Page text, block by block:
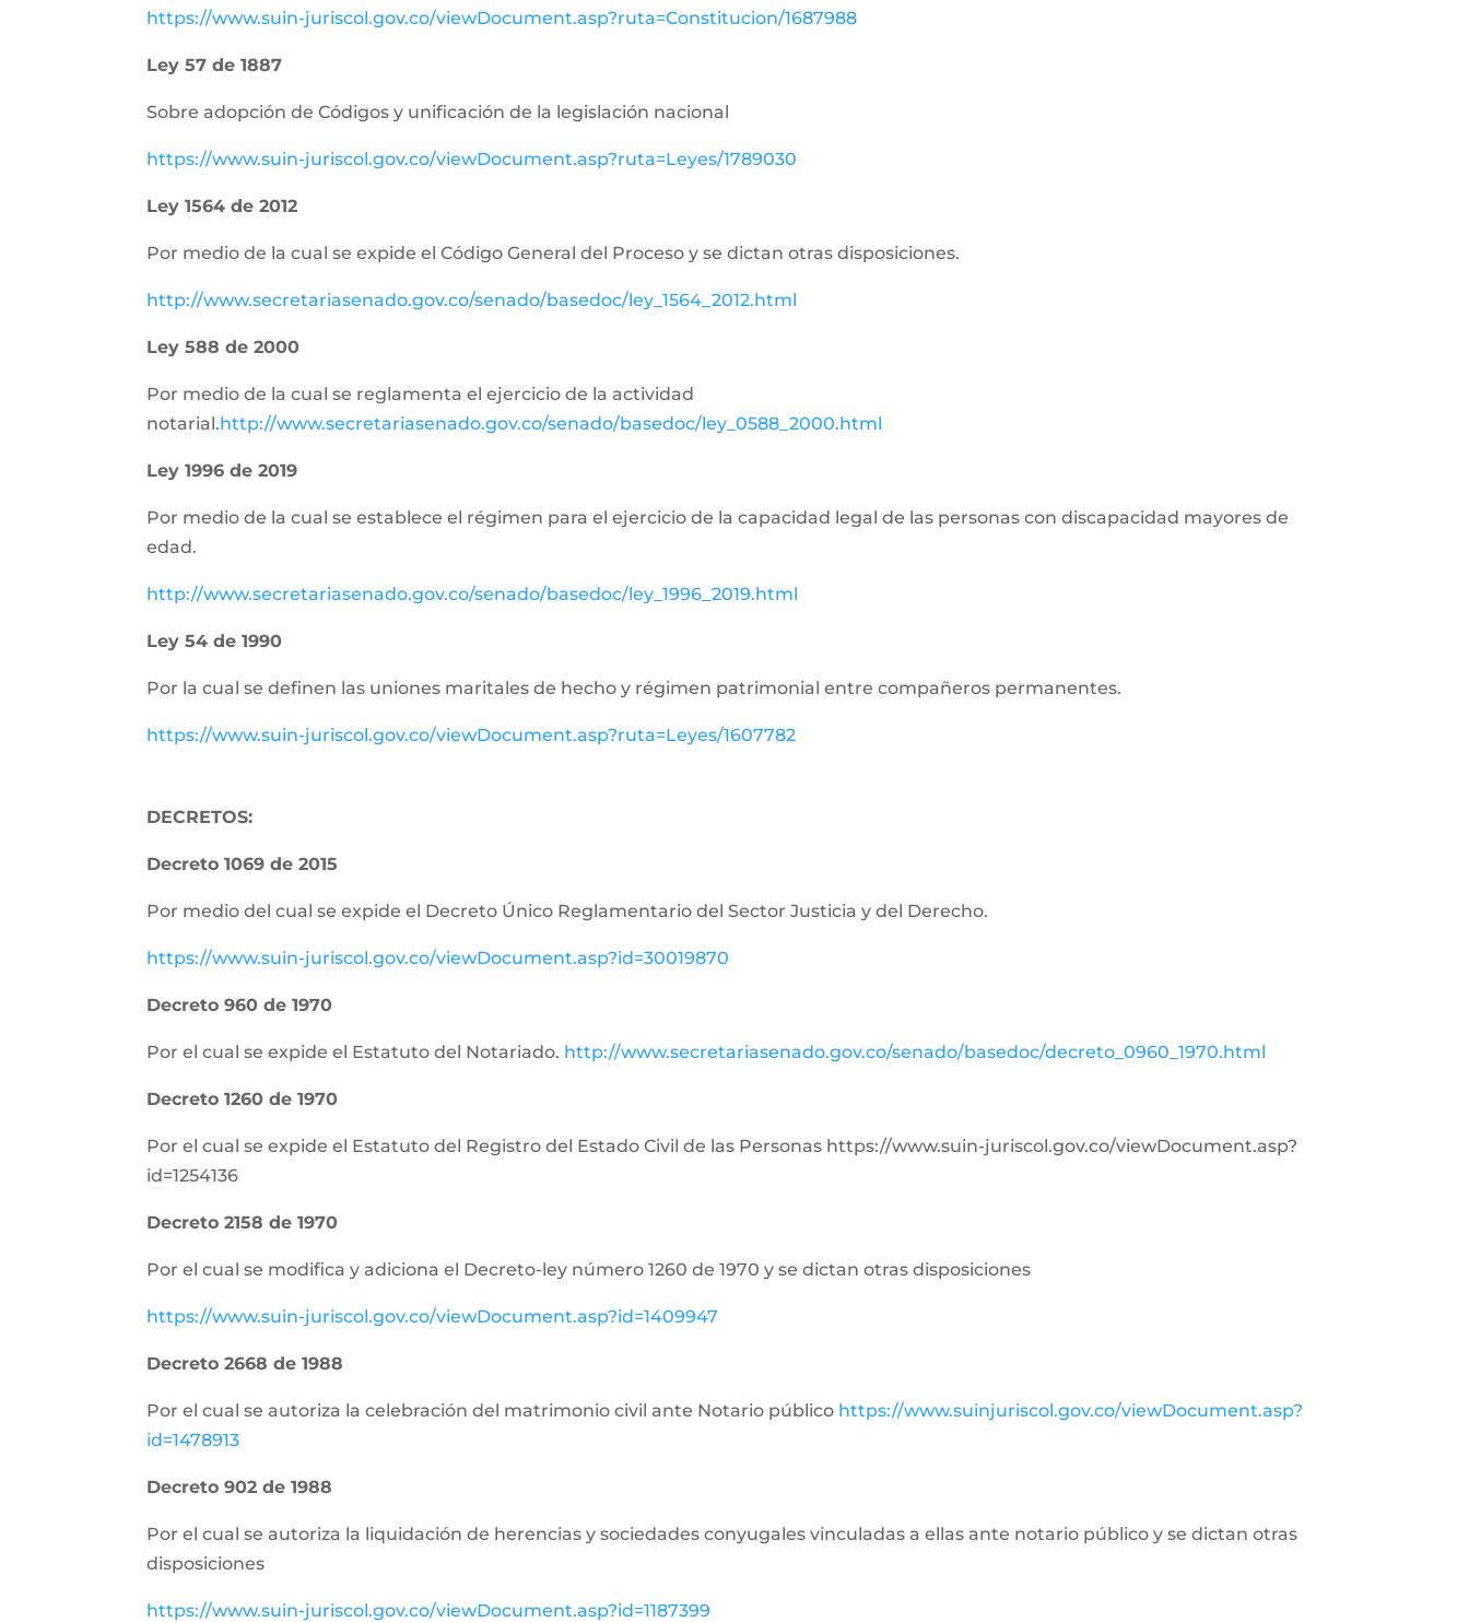
https://www.suin-juriscol.gov.co/viewDocument.asp?ruta=Constitucion/1687988
Ley 57 de 1887
Sobre adopción de Códigos y unificación de la legislación nacional
https://www.suin-juriscol.gov.co/viewDocument.asp?ruta=Leyes/1789030
Ley 1564 de 2012
Por medio de la cual se expide el Código General del Proceso y se dictan otras disposiciones.
http://www.secretariasenado.gov.co/senado/basedoc/ley_1564_2012.html
Ley 588 de 2000
Por medio de la cual se reglamenta el ejercicio de la actividad
notarial.http://www.secretariasenado.gov.co/senado/basedoc/ley_0588_2000.html
Ley 1996 de 2019
Por medio de la cual se establece el régimen para el ejercicio de la capacidad legal de las personas con discapacidad mayores de
edad.
http://www.secretariasenado.gov.co/senado/basedoc/ley_1996_2019.html
Ley 54 de 1990
Por la cual se definen las uniones maritales de hecho y régimen patrimonial entre compañeros permanentes.
https://www.suin-juriscol.gov.co/viewDocument.asp?ruta=Leyes/1607782
DECRETOS:
Decreto 1069 de 2015
Por medio del cual se expide el Decreto Único Reglamentario del Sector Justicia y del Derecho.
https://www.suin-juriscol.gov.co/viewDocument.asp?id=30019870
Decreto 960 de 1970
Por el cual se expide el Estatuto del Notariado. http://www.secretariasenado.gov.co/senado/basedoc/decreto_0960_1970.html
Decreto 1260 de 1970
Por el cual se expide el Estatuto del Registro del Estado Civil de las Personas https://www.suin-juriscol.gov.co/viewDocument.asp?
id=1254136
Decreto 2158 de 1970
Por el cual se modifica y adiciona el Decreto-ley número 1260 de 1970 y se dictan otras disposiciones
https://www.suin-juriscol.gov.co/viewDocument.asp?id=1409947
Decreto 2668 de 1988
Por el cual se autoriza la celebración del matrimonio civil ante Notario público https://www.suinjuriscol.gov.co/viewDocument.asp?
id=1478913
Decreto 902 de 1988
Por el cual se autoriza la liquidación de herencias y sociedades conyugales vinculadas a ellas ante notario público y se dictan otras
disposiciones
https://www.suin-juriscol.gov.co/viewDocument.asp?id=1187399